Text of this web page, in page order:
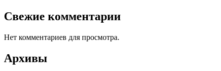
Свежие комментарии
Нет комментариев для просмотра.
Архивы